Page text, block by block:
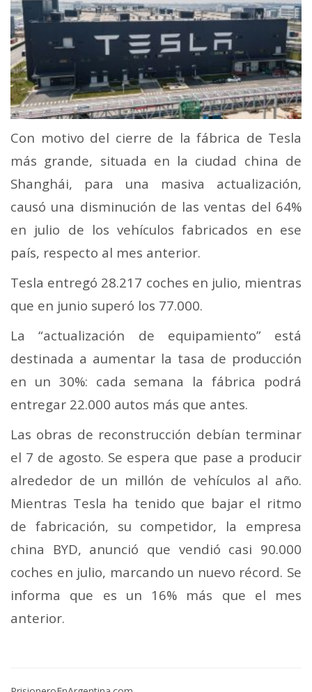
Con motivo del cierre de la fábrica de Tesla
más grande, situada en la ciudad china de
Shanghái, para una masiva actualización,
causó una disminución de las ventas del 64%
en julio de los vehículos fabricados en ese
país, respecto al mes anterior.
Tesla entregó 28.217 coches en julio, mientras
que en junio superó los 77.000.
La “actualización de equipamiento” está
destinada a aumentar la tasa de producción
en un 30%: cada semana la fábrica podrá
entregar 22.000 autos más que antes.
Las obras de reconstrucción debían terminar
el 7 de agosto. Se espera que pase a producir
alrededor de un millón de vehículos al año.
Mientras Tesla ha tenido que bajar el ritmo
de fabricación, su competidor, la empresa
china BYD, anunció que vendió casi 90.000
coches en julio, marcando un nuevo récord. Se
informa que es un 16% más que el mes
anterior.